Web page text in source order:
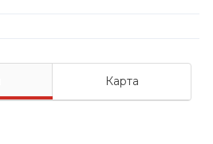
Карта